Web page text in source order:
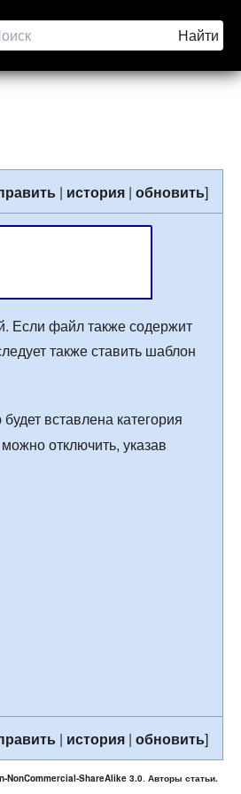
| история | обновить]
Если файл также содержит
также ставить шаблон
вставлена категория
отключить, указав
| история | обновить]
NonCommercial-ShareAlike 3.0. Авторы статьи.